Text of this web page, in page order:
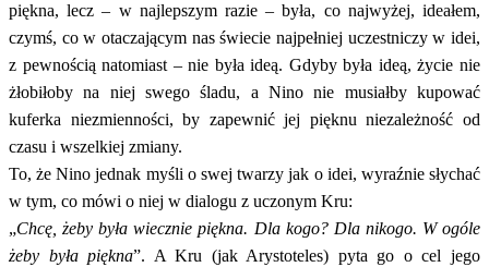
piękna, lecz – w najlepszym razie – była, co najwyżej, ideałem,
czymś, co w otaczającym nas świecie najpełniej uczestniczy w idei,
z pewnością natomiast – nie była ideą. Gdyby była ideą, życie nie
żłobiłoby na niej swego śladu, a Nino nie musiałby kupować
kuferka niezmienności, by zapewnić jej pięknu niezależność od
czasu i wszelkiej zmiany.
To, że Nino jednak myśli o swej twarzy jak o idei, wyraźnie słychać
w tym, co mówi o niej w dialogu z uczonym Kru:
„Chcę, żeby była wiecznie piękna. Dla kogo? Dla nikogo. W ogóle
żeby była piękna”. A Kru (jak Arystoteles) pyta go o cel jego